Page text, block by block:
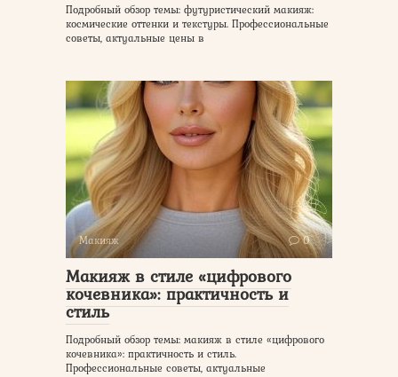
Подробный обзор темы: футуристический макияж:
космические оттенки и текстуры. Профессиональные
советы, актуальные цены в
Макияж 0
Макияж в стиле «цифрового
кочевника»: практичность и
стиль
Подробный обзор темы: макияж в стиле «цифрового
кочевника»: практичность и стиль.
Профессиональные советы, актуальные